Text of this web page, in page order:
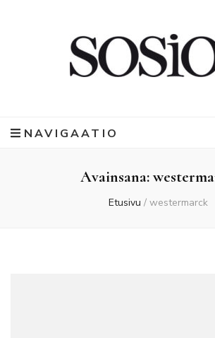
NAVIGAATIO
Avainsana:
Etusivu / westermarck